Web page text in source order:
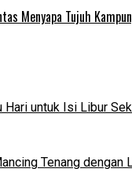
Menyapa Tujuh
Hari untuk Isi Libur
Tenang dengan